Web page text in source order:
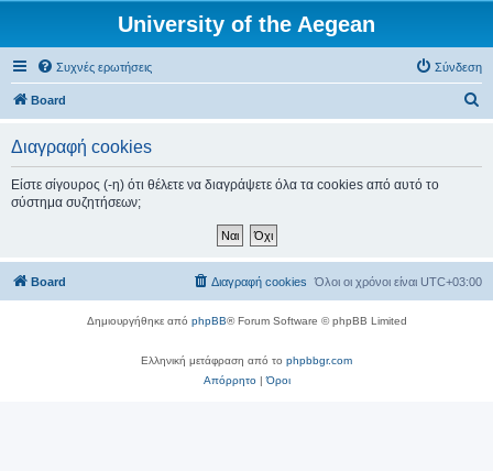
University of the Aegean
Συχνές ερωτήσεις Σύνδεση
Board
σ
Διαγραφή cookies
Είστε σίγουρος (-η) ότι θέλετε να διαγράψετε όλα τα cookies από αυτό το
σύστημα συζητήσεων;
Board Όλοι οι χρόνοι είναι UTC+03:00
Διαγραφή cookies
Δημιουργήθηκε από phpBB® Forum Software © phpBB Limited
Ελληνική μετάφραση από το phpbbgr.com
Απόρρητο|Όροι